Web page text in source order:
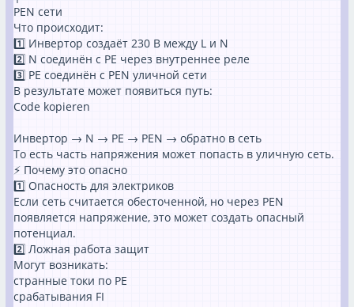
PEN сети
Что происходит:
1️⃣ Инвертор создаёт 230 В между L и N
2️⃣ N соединён с PE через внутреннее реле
3️⃣ PE соединён с PEN уличной сети
В результате может появиться путь:
Code kopieren
Инвертор → N → PE → PEN → обратно в сеть
То есть часть напряжения может попасть в уличную сеть.
⚡ Почему это опасно
1️⃣ Опасность для электриков
Если сеть считается обесточенной, но через PEN
появляется напряжение, это может создать опасный
потенциал.
2️⃣ Ложная работа защит
Могут возникать:
странные токи по PE
срабатывания FI